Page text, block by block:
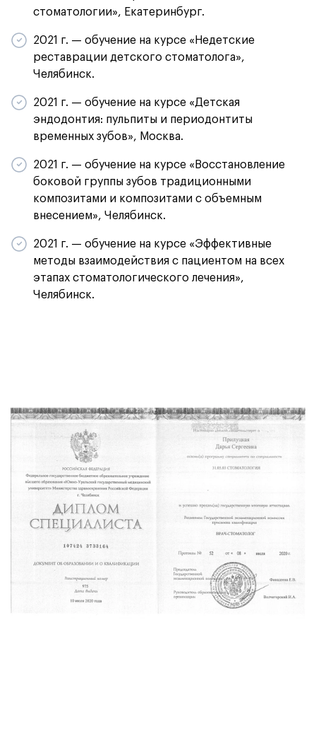
стоматологии», Екатеринбург.
2021 г. — обучение на курсе «Недетские
реставрации детского стоматолога»,
Челябинск.
2021 г. — обучение на курсе «Детская
эндодонтия: пульпиты и периодонтиты
временных зубов», Москва.
2021 г. — обучение на курсе «Восстановление
боковой группы зубов традиционными
композитами и композитами с объемным
внесением», Челябинск.
2021 г. — обучение на курсе «Эффективные
методы взаимодействия с пациентом на всех
этапах стоматологического лечения»,
Челябинск.